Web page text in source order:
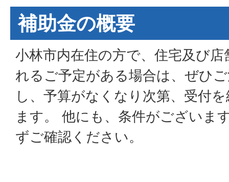
補助金の概要
小林市内在住の方で、住宅及び
れるご予定がある場合は、ぜひ
し、予算がなくなり次第、受付
ます。 他にも、条件がございま
ずご確認ください。